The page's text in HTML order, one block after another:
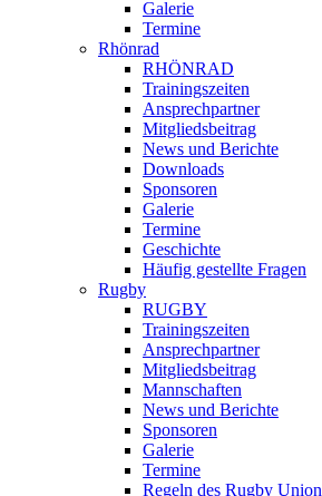
Galerie
Termine
Rhönrad
RHÖNRAD
Trainingszeiten
Ansprechpartner
Mitgliedsbeitrag
News und Berichte
Downloads
Sponsoren
Galerie
Termine
Geschichte
Häufig gestellte Fragen
Rugby
RUGBY
Trainingszeiten
Ansprechpartner
Mitgliedsbeitrag
Mannschaften
News und Berichte
Sponsoren
Galerie
Termine
Regeln des Rugby Union